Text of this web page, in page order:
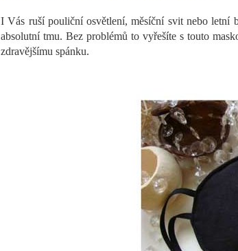
I Vás ruší pouliční osvětlení, měsíční svit nebo letní
absolutní tmu. Bez problémů to vyřešíte s touto
zdravějšímu spánku.